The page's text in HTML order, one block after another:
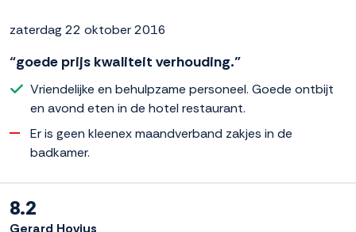
zaterdag 22 oktober 2016
“goede prijs kwaliteit verhouding.”
Vriendelijke en behulpzame personeel. Goede ontbijt
en avond eten in de hotel restaurant.
Er is geen kleenex maandverband zakjes in de
badkamer.
8.2